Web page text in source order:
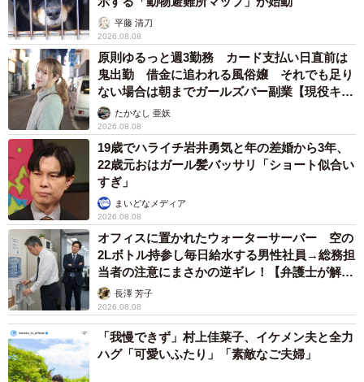
平藤 清刀
2026.08.08
原則ゆるっと週3勤務 カード支払い日直前は
鬼出勤 借金に追われる風俗嬢 それでも足り
ない場合は朝までガールズバー副業【現役キャ
ストに取材】
たかなし 亜妖
2026.08.08
19歳でハライチ岩井勇気と年の差婚から3年、
22歳元おはガール髪バッサリ「ショート似合い
すぎ」
まいどなメディア
2026.08.08
オフィスに置かれたウォーターサーバー 空の
2Lボトル持参し毎日給水する男性社員→総務担
当者の注意にまさかの逆ギレ！【弁護士が解
説】長澤 芳子
2026.08.08
「我慢できず」村上佳菜子、イケメン夫と全力
ハグ「可愛いふたり」「素敵なご夫婦」